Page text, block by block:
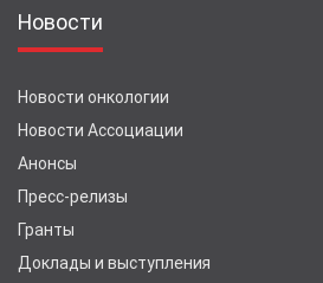
Новости
Новости онкологии
Новости Ассоциации
Анонсы
Пресс-релизы
Гранты
Доклады и выступления